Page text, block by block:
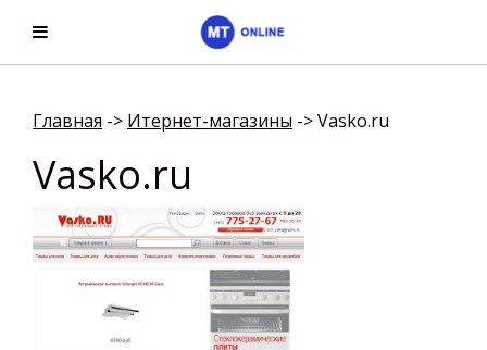
Главная -> Итернет-магазины ->Vasko.ru
Vasko.ru